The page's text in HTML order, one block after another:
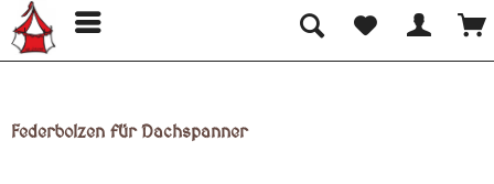
Federbolzen für Dachspanner